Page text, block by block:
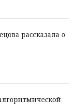
рассказала о